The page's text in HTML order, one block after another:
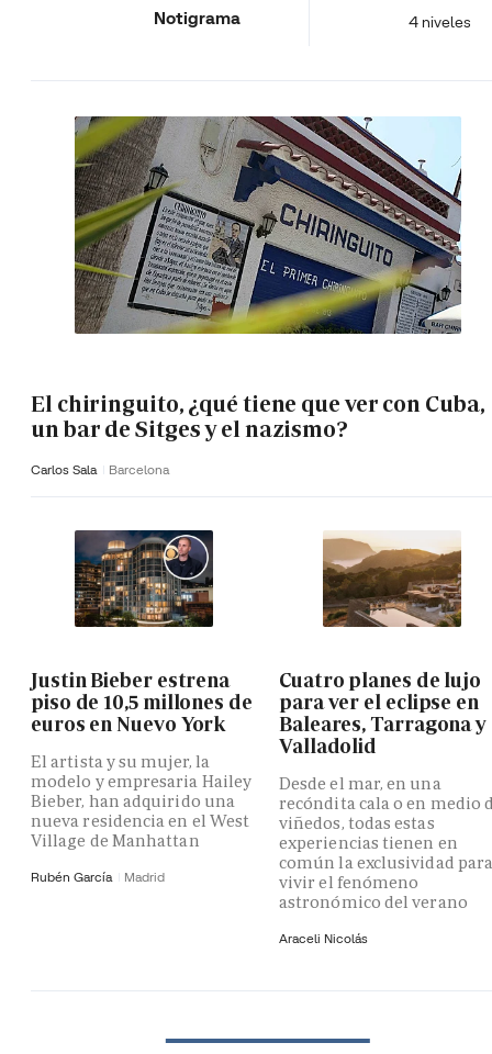
Notigrama 4 niveles
El chiringuito, ¿qué tiene que ver con Cuba,
un bar de Sitges y el nazismo?
Carlos Sala Barcelona
Justin Bieber estrena
piso de 10,5 millones de
euros en Nuevo York
El artista y su mujer, la
modelo y empresaria Hailey
Bieber, han adquirido una
nueva residencia en el West
Village de Manhattan
Rubén García Madrid
Cuatro planes de lujo
para ver el eclipse en
Baleares, Tarragona y
Valladolid
Desde el mar, en una
recóndita cala o en medio
viñedos, todas estas
experiencias tienen en
común la exclusividad
vivir el fenómeno
astronómico del verano
Araceli Nicolás